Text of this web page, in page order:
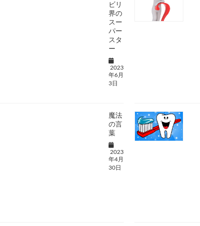
ビリ
界の
スー
パー
スタ
ー
2023
年6月
3日
魔法
の言
葉
2023
年4月
30日